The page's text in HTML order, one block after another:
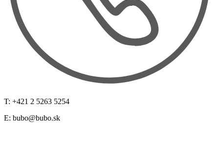
T: +421 2 5263 5254
E: bubo@bubo.sk